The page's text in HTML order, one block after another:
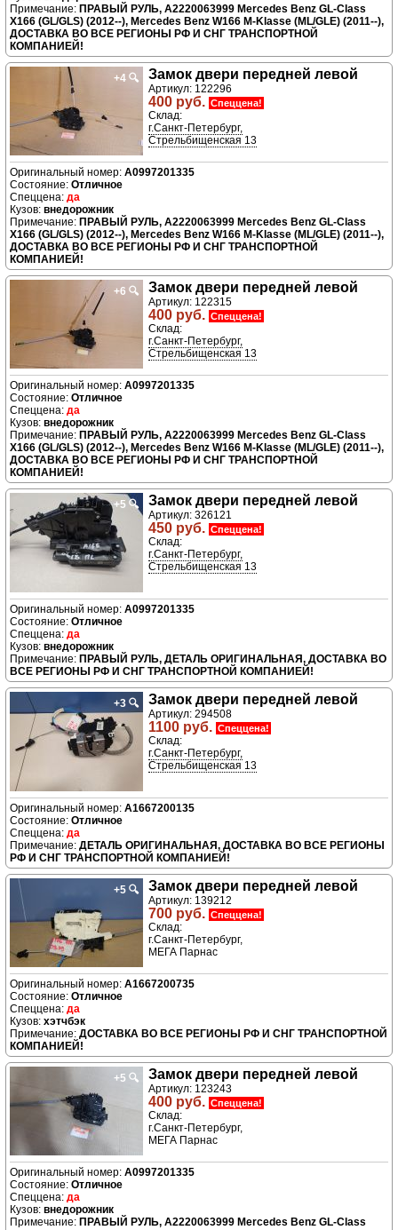
ПРАВЫЙ РУЛЬ, A2220063999 Mercedes Benz GL-Class
X166 (GL/GLS) (2012--), Mercedes Benz W166 M-Klasse (ML/GLE) (2011--),
ДОСТАВКА ВО ВСЕ РЕГИОНЫ РФ И СНГ ТРАНСПОРТНОЙ
КОМПАНИЕЙ!
+4 🔍 Замок двери передней левой
Артикул: 122296
400 руб. Спеццена!
Склад:
г.Санкт-Петербург,
Стрельбищенская 13
A0997201335
Отличное
да
внедорожник
ПРАВЫЙ РУЛЬ, A2220063999 Mercedes Benz GL-Class
X166 (GL/GLS) (2012--), Mercedes Benz W166 M-Klasse (ML/GLE) (2011--),
ДОСТАВКА ВО ВСЕ РЕГИОНЫ РФ И СНГ ТРАНСПОРТНОЙ
КОМПАНИЕЙ!
+6 🔍 Замок двери передней левой
Артикул: 122315
400 руб. Спеццена!
Склад:
г.Санкт-Петербург,
Стрельбищенская 13
A0997201335
Отличное
да
внедорожник
ПРАВЫЙ РУЛЬ, A2220063999 Mercedes Benz GL-Class
X166 (GL/GLS) (2012--), Mercedes Benz W166 M-Klasse (ML/GLE) (2011--),
ДОСТАВКА ВО ВСЕ РЕГИОНЫ РФ И СНГ ТРАНСПОРТНОЙ
КОМПАНИЕЙ!
+5 🔍 Замок двери передней левой
Артикул: 326121
450 руб. Спеццена!
Склад:
г.Санкт-Петербург,
Стрельбищенская 13
A0997201335
Отличное
да
внедорожник
ПРАВЫЙ РУЛЬ, ДЕТАЛЬ ОРИГИНАЛЬНАЯ, ДОСТАВКА ВО
ВСЕ РЕГИОНЫ РФ И СНГ ТРАНСПОРТНОЙ КОМПАНИЕЙ!
+3 🔍 Замок двери передней левой
Артикул: 294508
1100 руб. Спеццена!
Склад:
г.Санкт-Петербург,
Стрельбищенская 13
A1667200135
Отличное
да
ДЕТАЛЬ ОРИГИНАЛЬНАЯ, ДОСТАВКА ВО ВСЕ РЕГИОНЫ
РФ И СНГ ТРАНСПОРТНОЙ КОМПАНИЕЙ!
+5 🔍 Замок двери передней левой
Артикул: 139212
700 руб. Спеццена!
Склад:
г.Санкт-Петербург,
МЕГА Парнас
A1667200735
Отличное
да
хэтчбэк
ДОСТАВКА ВО ВСЕ РЕГИОНЫ РФ И СНГ ТРАНСПОРТНОЙ
КОМПАНИЕЙ!
+5 🔍 Замок двери передней левой
Артикул: 123243
400 руб. Спеццена!
Склад:
г.Санкт-Петербург,
МЕГА Парнас
A0997201335
Отличное
да
внедорожник
ПРАВЫЙ РУЛЬ, A2220063999 Mercedes Benz GL-Class